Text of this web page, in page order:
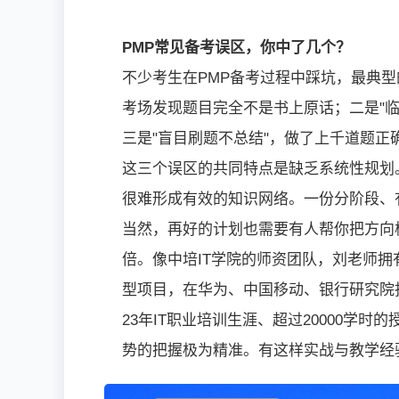
PMP常见备考误区，你中了几个？
不少考生在PMP备考过程中踩坑，最典
考场发现题目完全不是书上原话；二是"
三是"盲目刷题不总结"，做了上千道题正
这三个误区的共同特点是缺乏系统性规
很难形成有效的知识网络。一份分阶段
当然，再好的计划也需要有人帮你把方
倍。像中培IT学院的师资团队，刘老师
型项目，在华为、中国移动、银行研究
23年IT职业培训生涯、超过20000学时
势的把握极为精准。有这样实战与教学